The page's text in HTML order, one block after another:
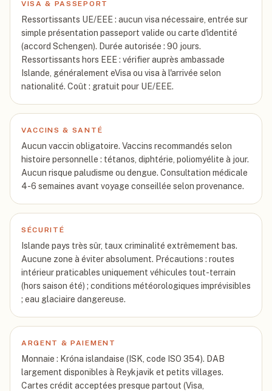
VISA & PASSEPORT
Ressortissants UE/EEE : aucun visa nécessaire, entrée sur
simple présentation passeport valide ou carte d'identité
(accord Schengen). Durée autorisée : 90 jours.
Ressortissants hors EEE : vérifier auprès ambassade
Islande, généralement eVisa ou visa à l'arrivée selon
nationalité. Coût : gratuit pour UE/EEE.
VACCINS & SANTÉ
Aucun vaccin obligatoire. Vaccins recommandés selon
histoire personnelle : tétanos, diphtérie, poliomyélite à jour.
Aucun risque paludisme ou dengue. Consultation médicale
4-6 semaines avant voyage conseillée selon provenance.
SÉCURITÉ
Islande pays très sûr, taux criminalité extrêmement bas.
Aucune zone à éviter absolument. Précautions : routes
intérieur praticables uniquement véhicules tout-terrain
(hors saison été) ; conditions météorologiques imprévisibles
; eau glaciaire dangereuse.
ARGENT & PAIEMENT
Monnaie : Króna islandaise (ISK, code ISO 354). DAB
largement disponibles à Reykjavik et petits villages.
Cartes crédit acceptées presque partout (Visa,